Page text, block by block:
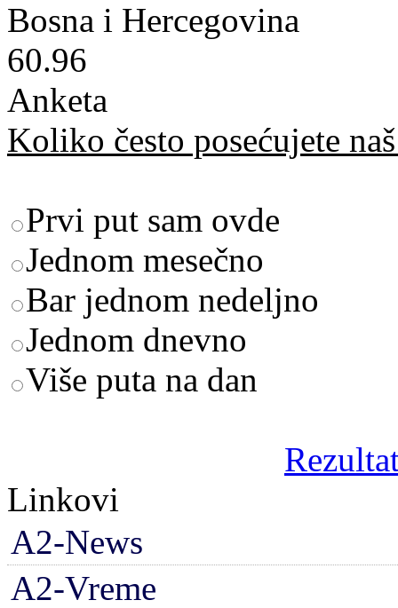
Bosna i Hercegovina
60.96
Anketa
Koliko često posećujete
Prvi put sam ovde
Jednom mesečno
Bar jednom nedeljno
Jednom dnevno
Više puta na dan
Linkovi
A2-News
A2-Vreme